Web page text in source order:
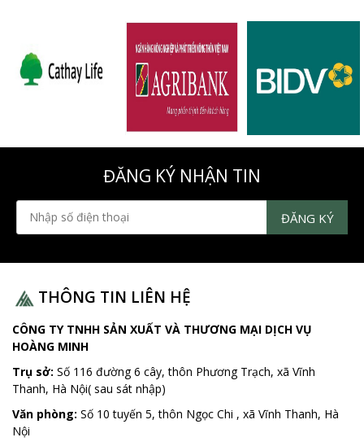
ĐĂNG KÝ NHẬN TIN
THÔNG TIN LIÊN HỆ
CÔNG TY TNHH SẢN XUẤT VÀ THƯƠNG MẠI DỊCH VỤ
HOÀNG MINH
Trụ sở: Số 116 đường 6 cây, thôn Phương Trạch, xã Vĩnh
Thanh, Hà Nội( sau sát nhập)
Văn phòng: Số 10 tuyến 5, thôn Ngọc Chi , xã Vĩnh Thanh, Hà
Nội